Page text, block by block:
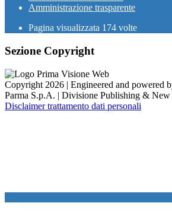
Amministrazione trasparente
Pagina visualizzata 174 volte
Sezione Copyright
Copyright 2026 | Engineered and powered
Parma S.p.A. | Divisione Publishing & New
Disclaimer trattamento dati personali